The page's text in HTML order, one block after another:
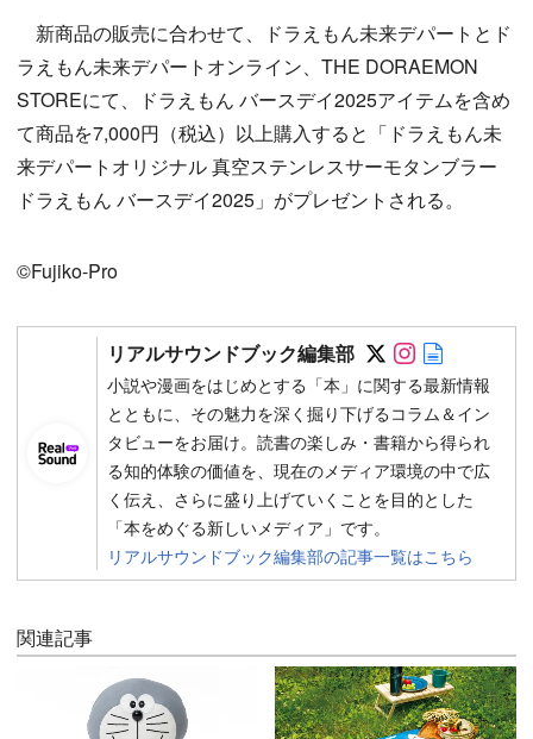
新商品の販売に合わせて、ドラえもん未来デパートとド
ラえもん未来デパートオンライン、THE DORAEMON
STOREにて、ドラえもん バースデイ2025アイテムを含め
て商品を7,000円（税込）以上購入すると「ドラえもん未
来デパートオリジナル 真空ステンレスサーモタンブラー
ドラえもん バースデイ2025」がプレゼントされる。
©Fujiko-Pro
リアルサウンドブック編集部 Follow on
Follow on
小説や漫画をはじめとする「本」に関する最新情報
とともに、その魅力を深く掘り下げるコラム＆イン
タビューをお届け。読書の楽しみ・書籍から得られ
る知的体験の価値を、現在のメディア環境の中で広
く伝え、さらに盛り上げていくことを目的とした
「本をめぐる新しいメディア」です。
リアルサウンドブック編集部の記事一覧はこちら
関連記事